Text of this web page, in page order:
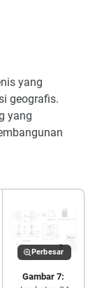
yang
geografis.
yang
Perbesar
Gambar 7: